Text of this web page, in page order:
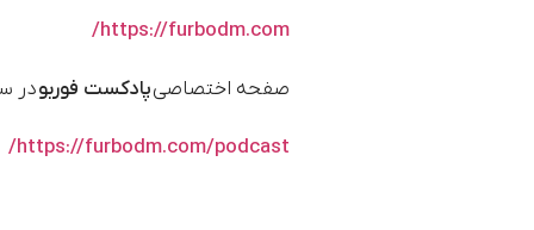
https://furbodm.com/
صفحه اختصاصیپادکست فوربودر
https://furbodm.com/podcast/